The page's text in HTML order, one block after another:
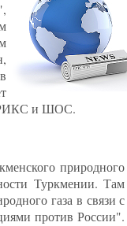
БРИКС и ШОС.
природного
Туркмении. Там
газа в связи с
против России".